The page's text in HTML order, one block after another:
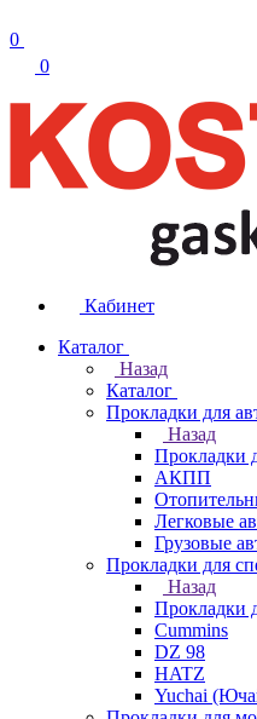
0
0
Кабинет
Каталог
Назад
Каталог
Прокладки для
Назад
Прокладки
АКПП
Легковые
Грузовые
Прокладки для
Назад
Прокладки
Cummins
DZ 98
HATZ
Yuchai